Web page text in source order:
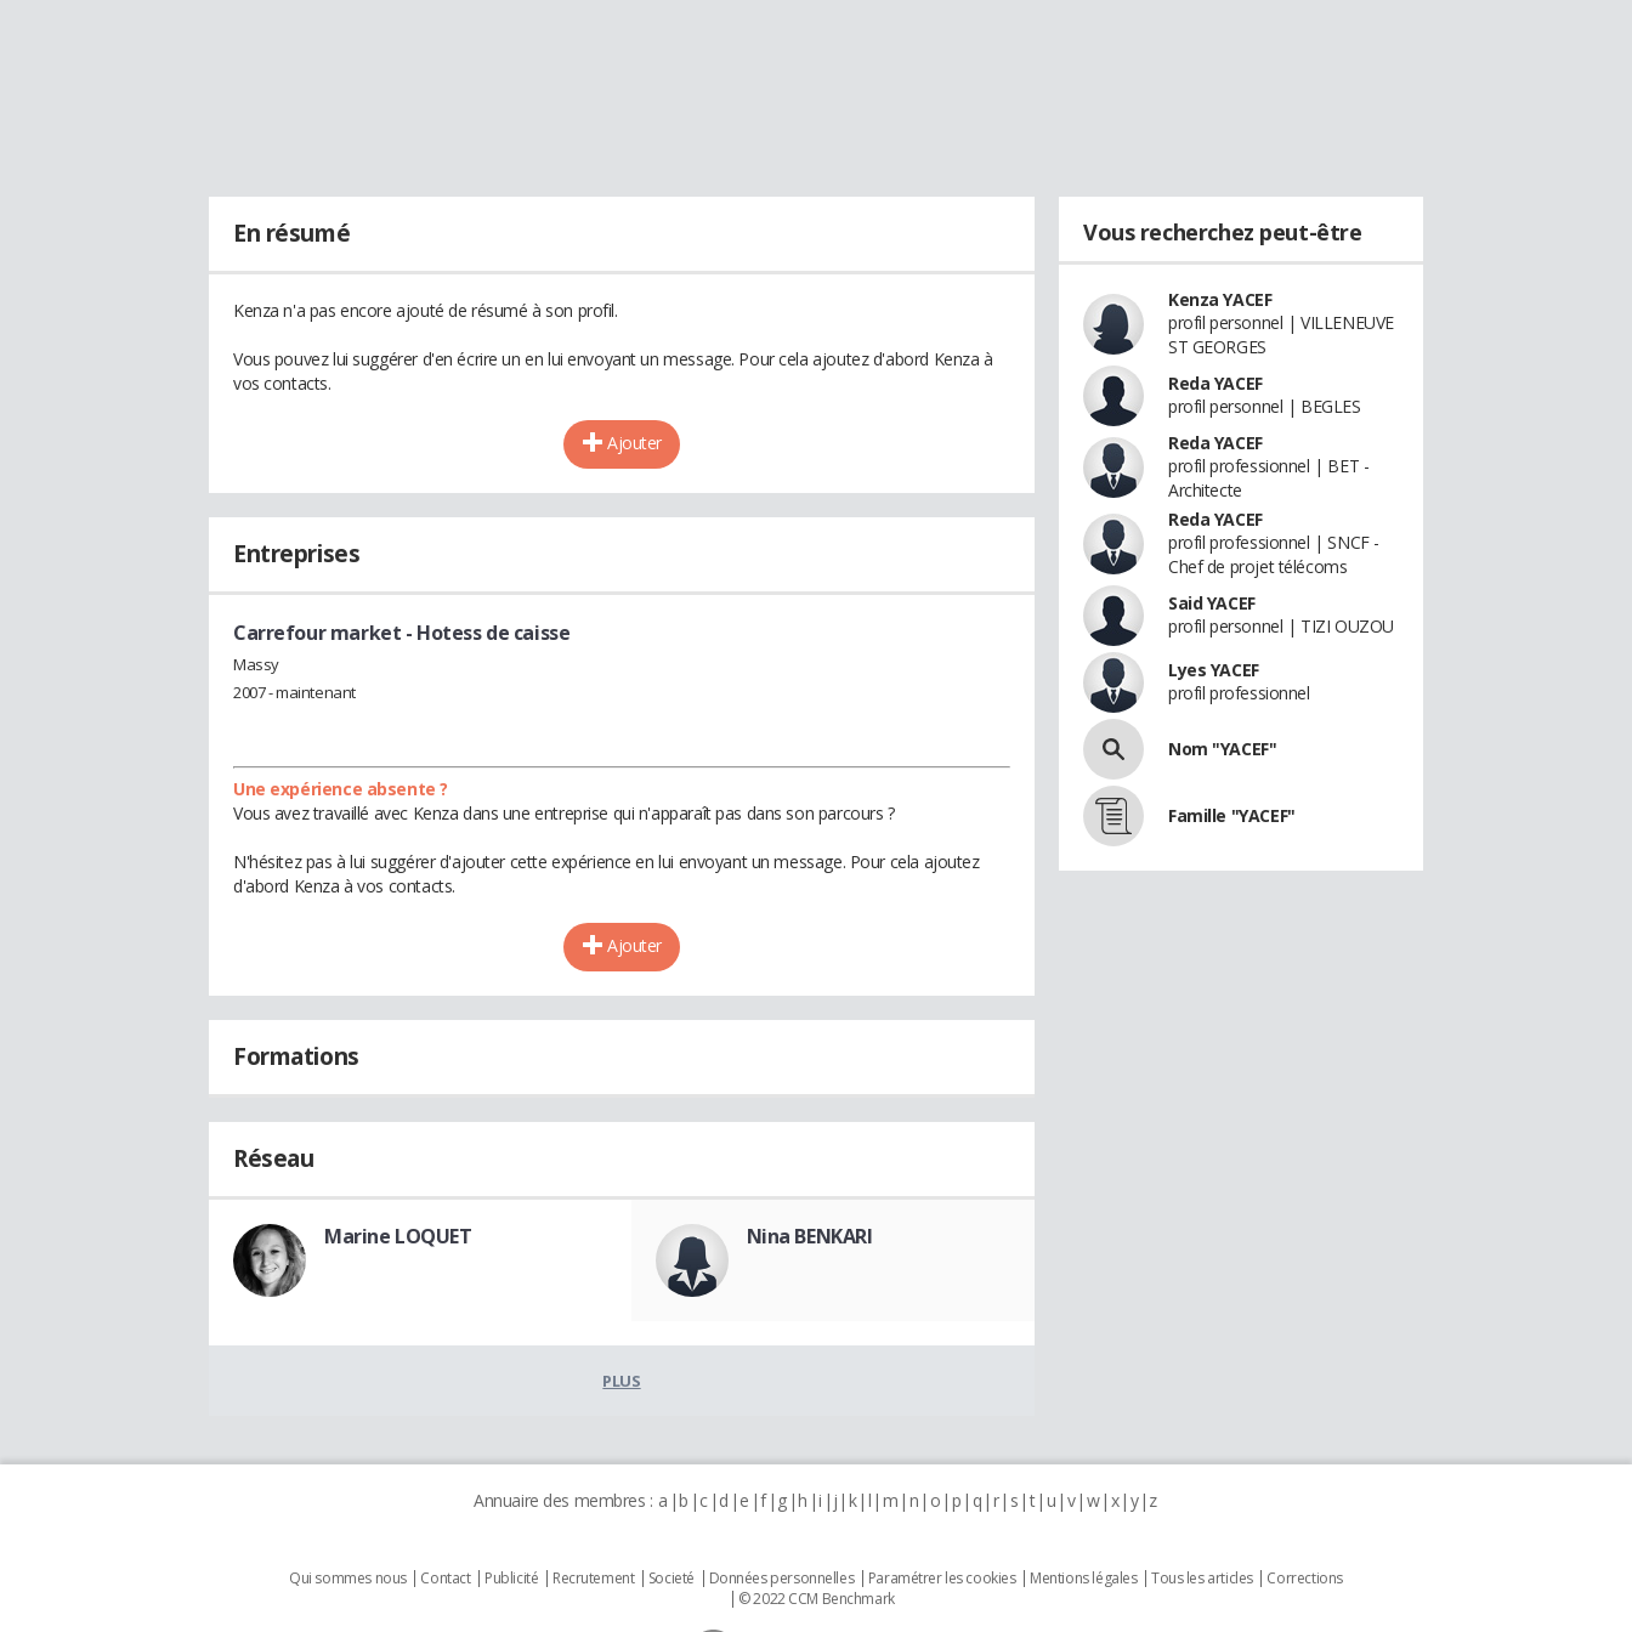
En résumé
Kenza n'a pas encore ajouté de résumé à son profil.
Vous pouvez lui suggérer d'en écrire un en lui envoyant un message. Pour cela ajoutez d'abord Kenza à
vos contacts.
Ajouter
Entreprises
Carrefour market - Hotess de caisse
Massy
2007 - maintenant
Une expérience absente ?
Vous avez travaillé avec Kenza dans une entreprise qui n'apparaît pas dans son parcours ?
N'hésitez pas à lui suggérer d'ajouter cette expérience en lui envoyant un message. Pour cela ajoutez
d'abord Kenza à vos contacts.
Ajouter
Formations
Réseau
Marine LOQUET Nina BENKARI
PLUS
Vous recherchez peut-être
Kenza YACEF
profil personnel | VILLENEUVE
ST GEORGES
Reda YACEF
profil personnel | BEGLES
Reda YACEF
profil professionnel | BET -
Architecte
Reda YACEF
profil professionnel | SNCF -
Chef de projet télécoms
Said YACEF
profil personnel | TIZI OUZOU
Lyes YACEF
profil professionnel
Nom "YACEF"
Famille "YACEF"
Annuaire des membres : a b c d e f g h i j k l m n o p q r s t u v w x y z
Qui sommes nous Contact Publicité Recrutement Societé Données personnelles Paramétrer les cookies Mentions légales Tous les articles
Corrections
© 2022 CCM Benchmark